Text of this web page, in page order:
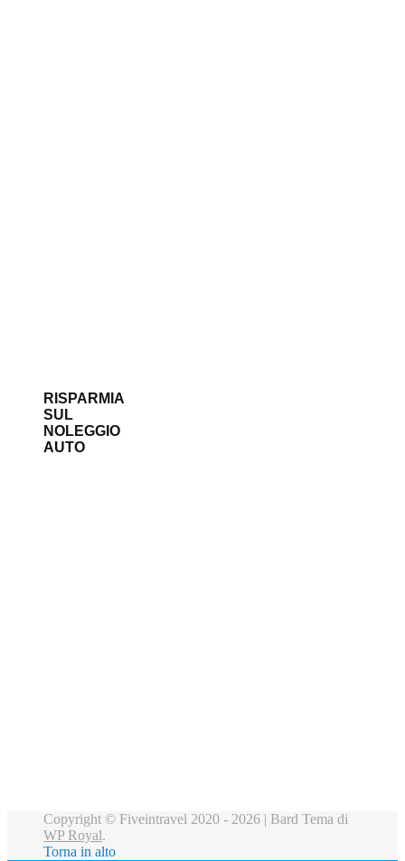
RISPARMIA
SUL
NOLEGGIO
AUTO
Copyright © Fiveintravel 2020 - 2026 | Bard Tema di
WP Royal.
Torna in alto